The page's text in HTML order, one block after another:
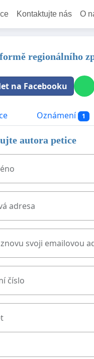
Kontaktujte nás O
regionálního
na Facebooku
Oznámení 1
autora petice
adresa
svoji emailovou
číslo